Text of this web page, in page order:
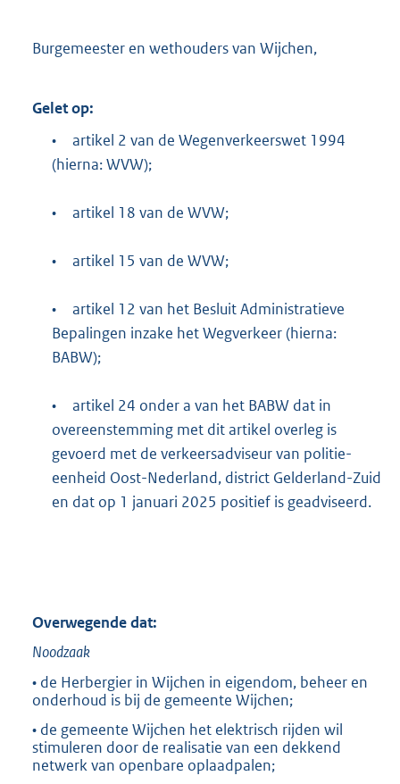
Burgemeester en wethouders van Wijchen,
Gelet op:
•
artikel 2 van de Wegenverkeerswet 1994
(hierna: WVW);
• artikel 18 van de WVW;
• artikel 15 van de WVW;
•
artikel 12 van het Besluit Administratieve
Bepalingen inzake het Wegverkeer (hierna:
BABW);
•
artikel 24 onder a van het BABW dat in
overeenstemming met dit artikel overleg is
gevoerd met de verkeersadviseur van politie-
eenheid Oost-Nederland, district Gelderland-Zuid
en dat op 1 januari 2025 positief is geadviseerd.
Overwegende dat:
Noodzaak
• de Herbergier in Wijchen in eigendom, beheer en
onderhoud is bij de gemeente Wijchen;
• de gemeente Wijchen het elektrisch rijden wil
stimuleren door de realisatie van een dekkend
netwerk van openbare oplaadpalen;